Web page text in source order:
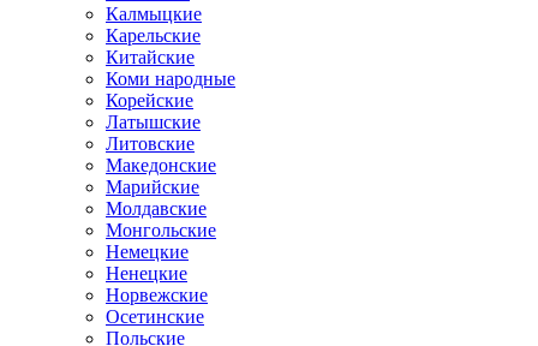
Калмыцкие
Карельские
Китайские
Коми народные
Корейские
Латышские
Литовские
Македонские
Марийские
Молдавские
Монгольские
Немецкие
Ненецкие
Норвежские
Осетинские
Польские